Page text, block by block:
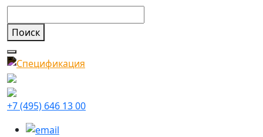
+7 (495) 646 13 00